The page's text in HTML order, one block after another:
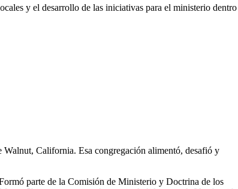
y el desarrollo de las iniciativas para el ministerio dentro
Walnut, California. Esa congregación alimentó, desafió y
parte de la Comisión de Ministerio y Doctrina de los